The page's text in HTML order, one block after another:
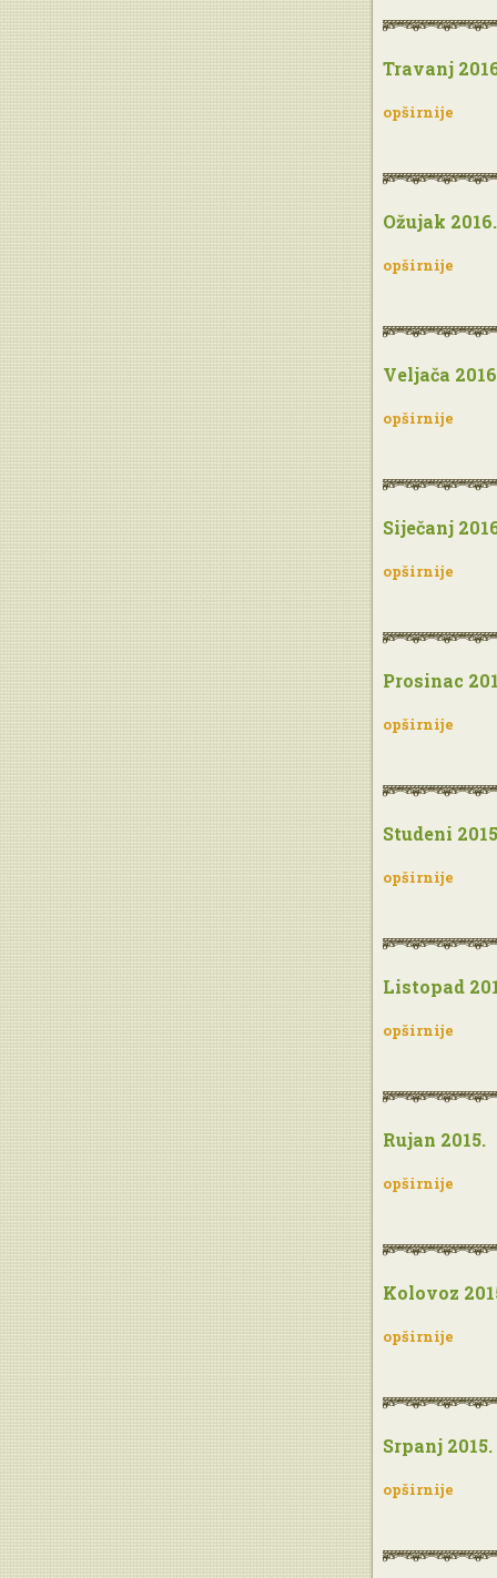
Travanj
opširnije
Ožujak 2016.
opširnije
Veljača
opširnije
Siječanj
opširnije
Prosinac
opširnije
Studeni
opširnije
Listopad
opširnije
Rujan 2015.
opširnije
Kolovoz
opširnije
Srpanj 2015.
opširnije